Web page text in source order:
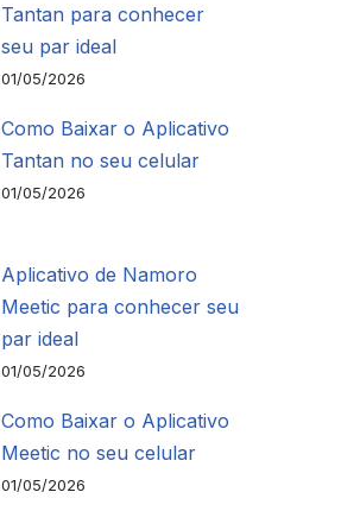
Tantan para conhecer
seu par ideal
01/05/2026
Como Baixar o Aplicativo
Tantan no seu celular
01/05/2026
Aplicativo de Namoro
Meetic para conhecer seu
par ideal
01/05/2026
Como Baixar o Aplicativo
Meetic no seu celular
01/05/2026